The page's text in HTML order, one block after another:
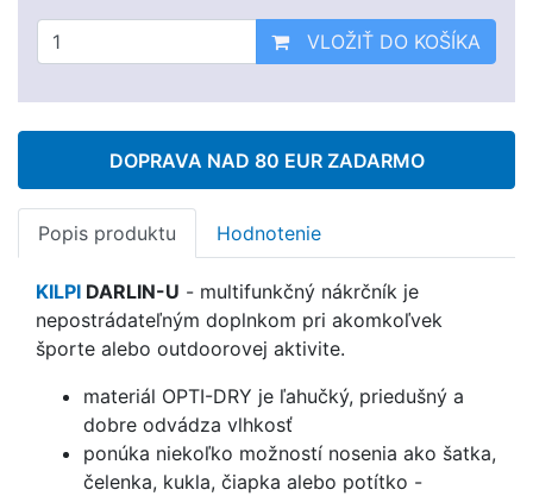
VLOŽIŤ DO KOŠÍKA
DOPRAVA NAD 80 EUR ZADARMO
Popis produktu Hodnotenie
KILPI DARLIN-U - multifunkčný nákrčník je
nepostrádateľným doplnkom pri akomkoľvek
športe alebo outdoorovej aktivite.
materiál OPTI-DRY je ľahučký, priedušný a
dobre odvádza vlhkosť
ponúka niekoľko možností nosenia ako šatka,
čelenka, kukla, čiapka alebo potítko -